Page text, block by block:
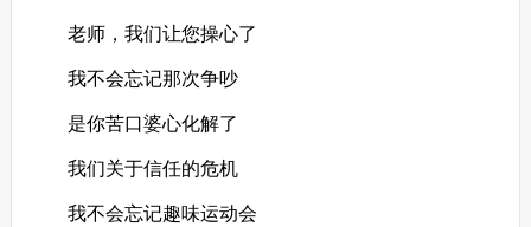
老师，我们让您操心了
我不会忘记那次争吵
是你苦口婆心化解了
我们关于信任的危机
我不会忘记趣味运动会